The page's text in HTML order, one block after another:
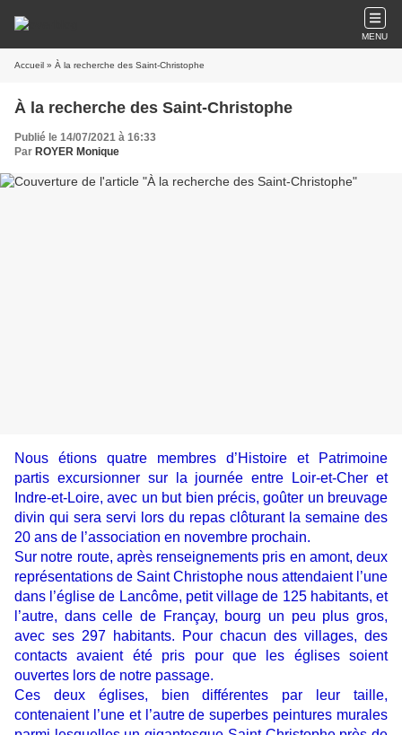
MENU
Accueil » À la recherche des Saint-Christophe
À la recherche des Saint-Christophe
Publié le 14/07/2021 à 16:33
Par ROYER Monique
Nous étions quatre membres d’Histoire et Patrimoine
partis excursionner sur la journée entre Loir-et-Cher et
Indre-et-Loire, avec un but bien précis, goûter un breuvage
divin qui sera servi lors du repas clôturant la semaine des
20 ans de l’association en novembre prochain.
Sur notre route, après renseignements pris en amont, deux
représentations de Saint Christophe nous attendaient l’une
dans l’église de Lancôme, petit village de 125 habitants, et
l’autre, dans celle de Françay, bourg un peu plus gros,
avec ses 297 habitants. Pour chacun des villages, des
contacts avaient été pris pour que les églises soient
ouvertes lors de notre passage.
Ces deux églises, bien différentes par leur taille,
contenaient l’une et l’autre de superbes peintures murales